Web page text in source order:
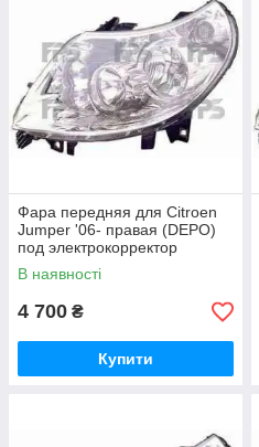
Фара передняя для Citroen
Jumper '06- правая (DEPO)
под электрокорректор
В наявності
4 700 ₴
Купити